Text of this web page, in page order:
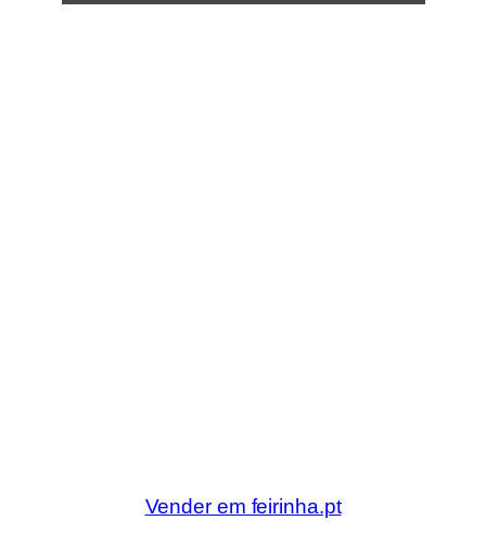
Vender em feirinha.pt